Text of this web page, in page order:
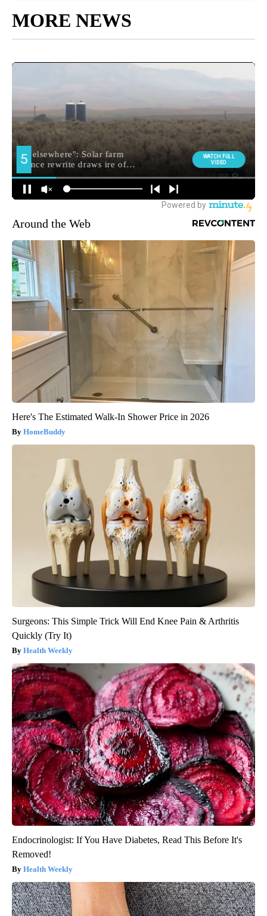
MORE NEWS
Around the Web
Here's The Estimated Walk-In Shower Price in 2026
HomeBuddy
Surgeons: This Simple Trick Will End Knee Pain & Arthritis
Quickly (Try It)
Health Weekly
Endocrinologist: If You Have Diabetes, Read This Before It's
Removed!
Health Weekly